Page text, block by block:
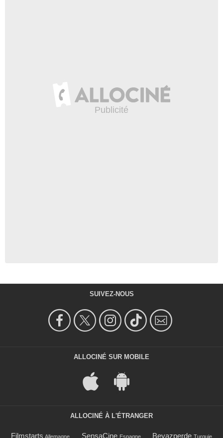
SUIVEZ-NOUS
ALLOCINÉ SUR MOBILE
ALLOCINÉ À L'ÉTRANGER
Filmstarts Allemagne SensaCine Espagne Beyazperde Turquie